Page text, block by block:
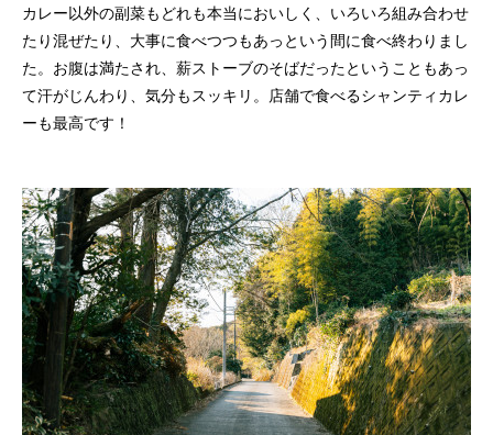
カレー以外の副菜もどれも本当においしく、いろいろ組み合わせ
たり混ぜたり、大事に食べつつもあっという間に食べ終わりまし
た。お腹は満たされ、薪ストーブのそばだったということもあっ
て汗がじんわり、気分もスッキリ。店舗で食べるシャンティカレ
ーも最高です！